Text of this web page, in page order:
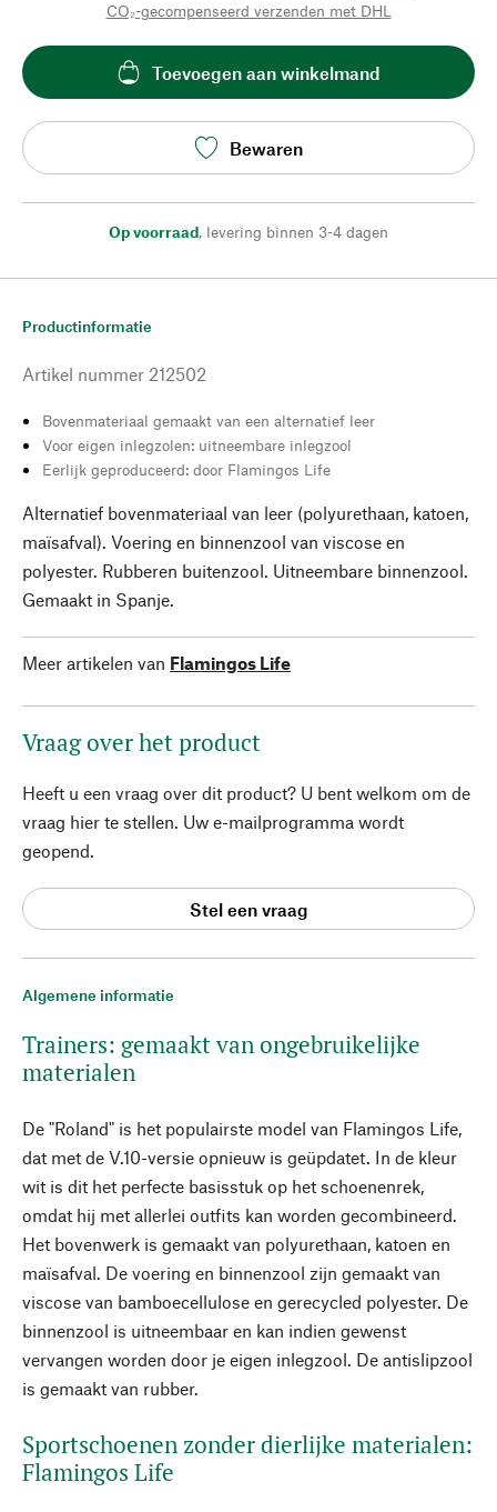
CO₂-gecompenseerd verzenden met DHL
Toevoegen aan winkelmand
Bewaren
Op voorraad, levering binnen 3-4 dagen
Algemene informatie
Trainers: gemaakt van ongebruikelijke
materialen
De "Roland" is het populairste model van Flamingos Life,
dat met de V.10-versie opnieuw is geüpdatet. In de kleur
wit is dit het perfecte basisstuk op het schoenenrek,
omdat hij met allerlei outfits kan worden gecombineerd.
Het bovenwerk is gemaakt van polyurethaan, katoen en
maïsafval. De voering en binnenzool zijn gemaakt van
viscose van bamboecellulose en gerecycled polyester. De
binnenzool is uitneembaar en kan indien gewenst
vervangen worden door je eigen inlegzool. De antislipzool
is gemaakt van rubber.
Sportschoenen zonder dierlijke materialen:
Flamingos Life
Productinformatie
Artikel nummer 212502
Bovenmateriaal gemaakt van een alternatief leer
Voor eigen inlegzolen: uitneembare inlegzool
Eerlijk geproduceerd: door Flamingos Life
Alternatief bovenmateriaal van leer (polyurethaan, katoen,
maïsafval). Voering en binnenzool van viscose en
polyester. Rubberen buitenzool. Uitneembare binnenzool.
Gemaakt in Spanje.
Meer artikelen van Flamingos Life
Vraag over het product
Heeft u een vraag over dit product? U bent welkom om de
vraag hier te stellen. Uw e-mailprogramma wordt
geopend.
Stel een vraag